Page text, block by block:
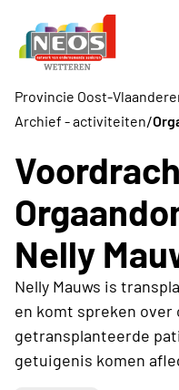
Provincie Oost-
Archief - activiteiten/
Nelly
Nelly Mauws is
en komt spreken over
getransplanteerde
getuigenis komen